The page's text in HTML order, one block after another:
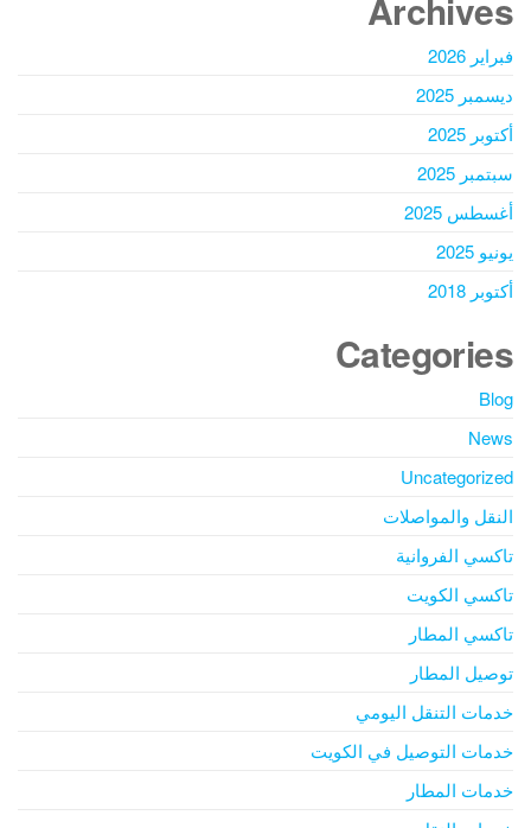
Archives
فبراير 2026
ديسمبر 2025
أكتوبر 2025
سبتمبر 2025
أغسطس 2025
يونيو 2025
أكتوبر 2018
Categories
Blog
News
Uncategorized
النقل والمواصلات
تاكسي الفروانية
تاكسي الكويت
تاكسي المطار
توصيل المطار
خدمات التنقل اليومي
خدمات التوصيل في الكويت
خدمات المطار